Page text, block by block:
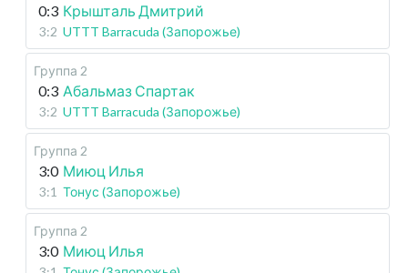
0:3 Крышталь Дмитрий
3:2 UTTT Barracuda (Запорожье)
Группа 2
0:3 Абальмаз Спартак
3:2 UTTT Barracuda (Запорожье)
Группа 2
3:0 Миюц Илья
3:1 Тонус (Запорожье)
Группа 2
3:0 Миюц Илья